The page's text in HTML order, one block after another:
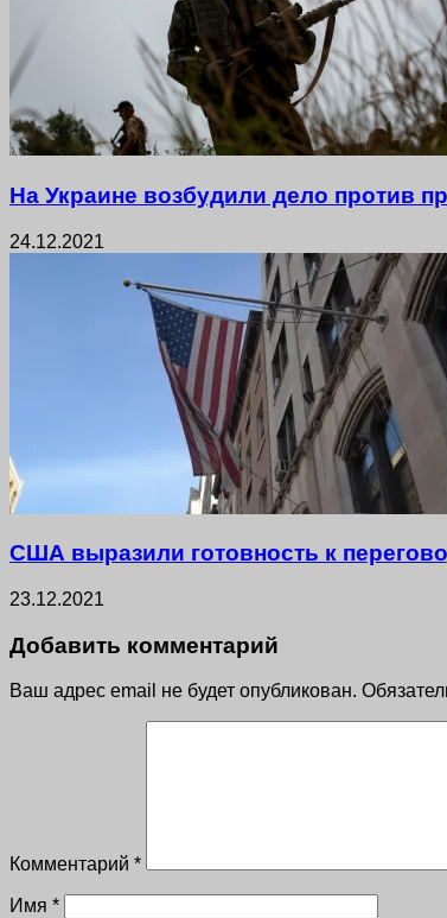
На Украине возбудили дело против
24.12.2021
США выразили готовность к
23.12.2021
Добавить комментарий
Ваш адрес email не будет опубликован.
Комментарий *
Имя *